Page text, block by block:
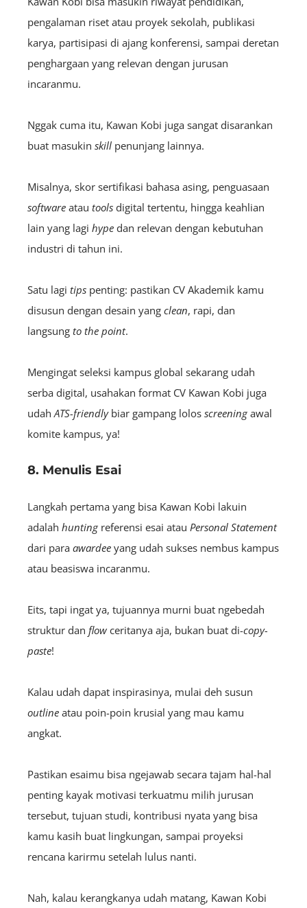
pengalaman riset atau proyek sekolah, publikasi
karya, partisipasi di ajang konferensi, sampai deretan
penghargaan yang relevan dengan jurusan
incaranmu.
Nggak cuma itu, Kawan Kobi juga sangat disarankan
buat masukin skill penunjang lainnya.
Misalnya, skor sertifikasi bahasa asing, penguasaan
software atau tools digital tertentu, hingga keahlian
lain yang lagi hype dan relevan dengan kebutuhan
industri di tahun ini.
Satu lagi tips penting: pastikan CV Akademik kamu
disusun dengan desain yang clean, rapi, dan
langsung to the point.
Mengingat seleksi kampus global sekarang udah
serba digital, usahakan format CV Kawan Kobi juga
udah ATS-friendlybiar gampang lolos screeningawal
komite kampus, ya!
8. Menulis Esai
Langkah pertama yang bisa Kawan Kobi lakuin
adalah huntingreferensi esai atau Personal Statement
dari para awardee yang udah sukses nembus kampus
atau beasiswa incaranmu.
Eits, tapi ingat ya, tujuannya murni buat ngebedah
struktur dan flow ceritanya aja, bukan buat di-copy-
paste!
Kalau udah dapat inspirasinya, mulai deh susun
outline atau poin-poin krusial yang mau kamu
angkat.
Pastikan esaimu bisa ngejawab secara tajam hal-hal
penting kayak motivasi terkuatmu milih jurusan
tersebut, tujuan studi, kontribusi nyata yang bisa
kamu kasih buat lingkungan, sampai proyeksi
rencana karirmu setelah lulus nanti.
Nah, kalau kerangkanya udah matang, Kawan Kobi